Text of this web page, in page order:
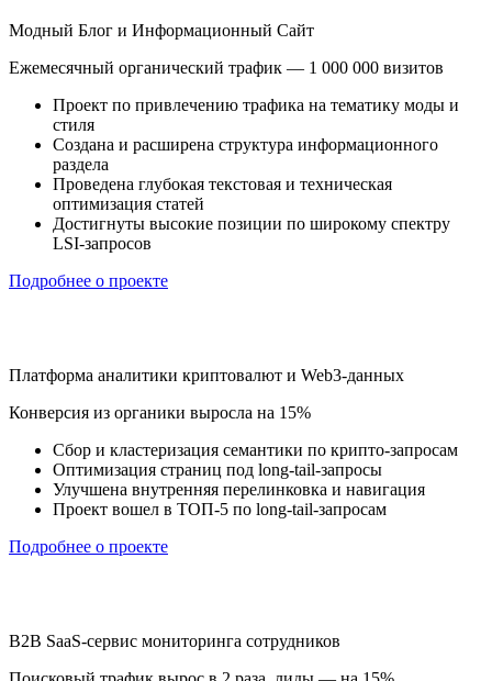
Модный Блог и Информационный Сайт
Ежемесячный органический трафик — 1 000 000 визитов
Проект по привлечению трафика на тематику моды и
стиля
Создана и расширена структура информационного
раздела
Проведена глубокая текстовая и техническая
оптимизация статей
Достигнуты высокие позиции по широкому спектру
LSI-запросов
Подробнее о проекте
Платформа аналитики криптовалют и Web3-данных
Конверсия из органики выросла на 15%
Сбор и кластеризация семантики по крипто-запросам
Оптимизация страниц под long-tail-запросы
Улучшена внутренняя перелинковка и навигация
Проект вошел в ТОП-5 по long-tail-запросам
Подробнее о проекте
B2B SaaS-сервис мониторинга сотрудников